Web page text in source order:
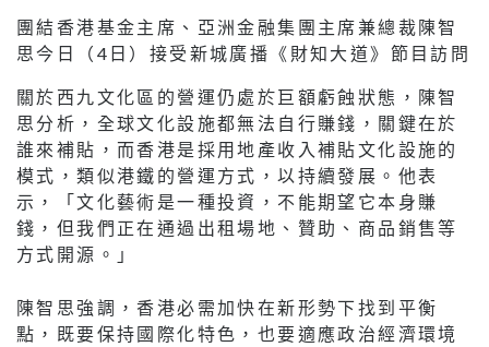
團結香港基金主席、亞洲金融集團主席兼總裁陳智
思今日（4日）接受新城廣播《財知大道》節目訪問
關於西九文化區的營運仍處於巨額虧蝕狀態，陳智
思分析，全球文化設施都無法自行賺錢，關鍵在於
誰來補貼，而香港是採用地產收入補貼文化設施的
模式，類似港鐵的營運方式，以持續發展。他表
示，「文化藝術是一種投資，不能期望它本身賺
錢，但我們正在通過出租場地、贊助、商品銷售等
方式開源。」
陳智思強調，香港必需加快在新形勢下找到平衡
點，既要保持國際化特色，也要適應政治經濟環境